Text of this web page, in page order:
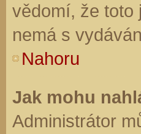
vědomí, že toto
nemá s
Nahoru
Jak mohu
Administrátor